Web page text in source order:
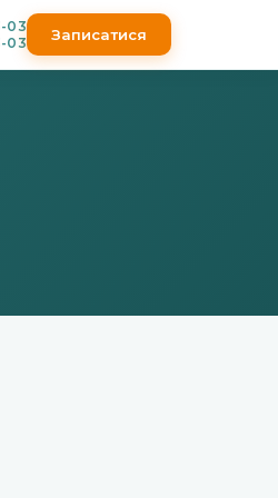
03
03
Записатися